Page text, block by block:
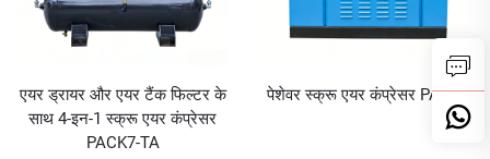
एयर ड्रायर और एयर टैंक फिल्टर के
साथ 4-इन-1 स्क्रू एयर कंप्रेसर
PACK7-TA
पेशेवर स्क्रू एयर कंप्रेसर PACK7